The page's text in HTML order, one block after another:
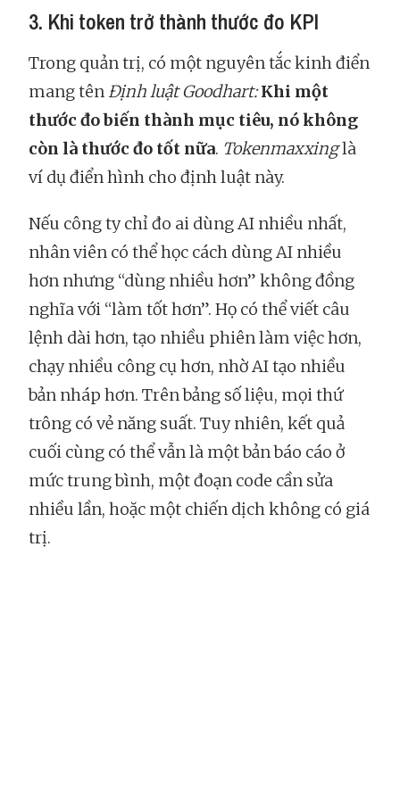
3. Khi token trở thành thước đo KPI
Trong quản trị, có một nguyên tắc kinh điển
mang tênĐịnh luật Goodhart: Khi một
thước đo biến thành mục tiêu, nó không
còn là thước đo tốt nữa. Tokenmaxxinglà
ví dụ điển hình cho định luật này.
Nếu công ty chỉ đo ai dùng AI nhiều nhất,
nhân viên có thể học cách dùng AI nhiều
hơn nhưng “dùng nhiều hơn” không đồng
nghĩa với “làm tốt hơn”. Họ có thể viết câu
lệnh dài hơn, tạo nhiều phiên làm việc hơn,
chạy nhiều công cụ hơn, nhờ AI tạo nhiều
bản nháp hơn. Trên bảng số liệu, mọi thứ
trông có vẻ năng suất. Tuy nhiên, kết quả
cuối cùng có thể vẫn là một bản báo cáo ở
mức trung bình, một đoạn code cần sửa
nhiều lần, hoặc một chiến dịch không có giá
trị.